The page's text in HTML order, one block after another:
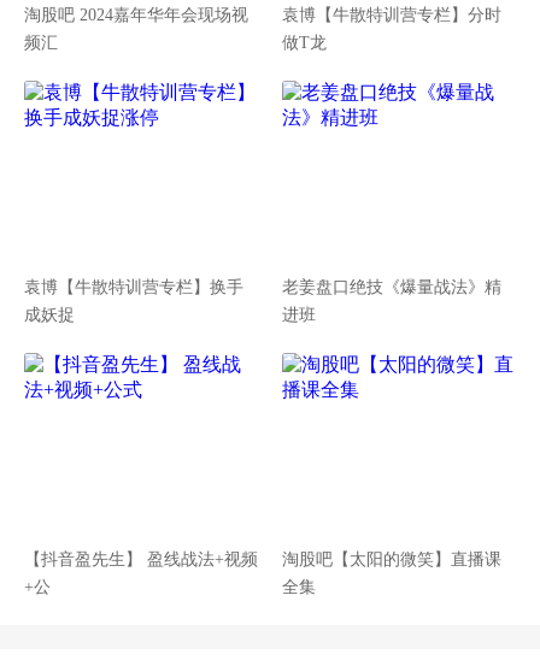
淘股吧 2024嘉年华年会现场视
频汇
袁博【牛散特训营专栏】分时
做T龙
袁博【牛散特训营专栏】换手
成妖捉
老姜盘口绝技《爆量战法》精
进班
【抖音盈先生】 盈线战法+视频
+公
淘股吧【太阳的微笑】直播课
全集